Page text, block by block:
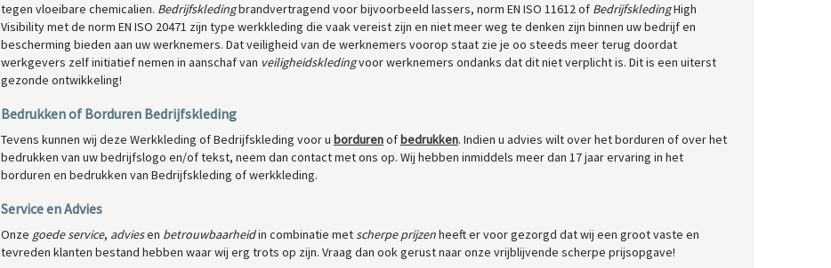
tegen vloeibare chemicalien. Bedrijfskledingbrandvertragend voor bijvoorbeeld lassers, norm EN ISO 11612 of BedrijfskledingHigh
Visibility met de norm EN ISO 20471 zijn type werkkleding die vaak vereist zijn en niet meer weg te denken zijn binnen uw bedrijf en
bescherming bieden aan uw werknemers. Dat veiligheid van de werknemers voorop staat zie je oo steeds meer terug doordat
werkgevers zelf initiatief nemen in aanschaf van veiligheidskledingvoor werknemers ondanks dat dit niet verplicht is. Dit is een uiterst
gezonde ontwikkeling!
Bedrukken of Borduren Bedrijfskleding
Tevens kunnen wij deze Werkkleding of Bedrijfskleding voor u bordurenofbedrukken. Indien u advies wilt over het borduren of over het
bedrukken van uw bedrijfslogo en/of tekst, neem dan contact met ons op. Wij hebben inmiddels meer dan 17 jaar ervaring in het
borduren en bedrukken van Bedrijfskleding of werkkleding.
Service en Advies
Onze goede service, adviesen betrouwbaarheidin combinatie metscherpe prijzenheeft er voor gezorgd dat wij een groot vaste en
tevreden klanten bestand hebben waar wij erg trots op zijn. Vraag dan ook gerust naar onze vrijblijvende scherpe prijsopgave!